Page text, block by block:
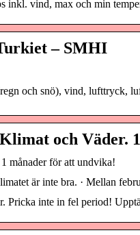
inkl. vind, max och min
– SMHI
och snö), vind, lufttryck,
och Väder.
månader för att undvika!
är inte bra. · Mellan
inte in fel period!